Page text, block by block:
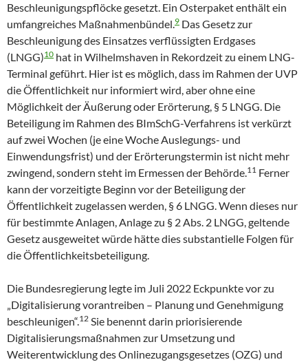
Beschleunigungspflöcke gesetzt. Ein Osterpaket enthält ein
umfangreiches Maßnahmenbündel.9 Das Gesetz zur
Beschleunigung des Einsatzes verflüssigten Erdgases
(LNGG)10 hat in Wilhelmshaven in Rekordzeit zu einem LNG-
Terminal geführt. Hier ist es möglich, dass im Rahmen der UVP
die Öffentlichkeit nur informiert wird, aber ohne eine
Möglichkeit der Äußerung oder Erörterung, § 5 LNGG. Die
Beteiligung im Rahmen des BImSchG-Verfahrens ist verkürzt
auf zwei Wochen (je eine Woche Auslegungs- und
Einwendungsfrist) und der Erörterungstermin ist nicht mehr
zwingend, sondern steht im Ermessen der Behörde.11 Ferner
kann der vorzeitigte Beginn vor der Beteiligung der
Öffentlichkeit zugelassen werden, § 6 LNGG. Wenn dieses nur
für bestimmte Anlagen, Anlage zu § 2 Abs. 2 LNGG, geltende
Gesetz ausgeweitet würde hätte dies substantielle Folgen für
die Öffentlichkeitsbeteiligung.
Die Bundesregierung legte im Juli 2022 Eckpunkte vor zu
„Digitalisierung vorantreiben – Planung und Genehmigung
beschleunigen“.12 Sie benennt darin priorisierende
Digitalisierungsmaßnahmen zur Umsetzung und
Weiterentwicklung des Onlinezugangsgesetzes (OZG) und